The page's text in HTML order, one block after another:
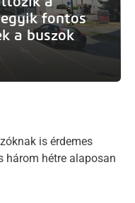
fontos
a buszok
is érdemes
három hétre alaposan